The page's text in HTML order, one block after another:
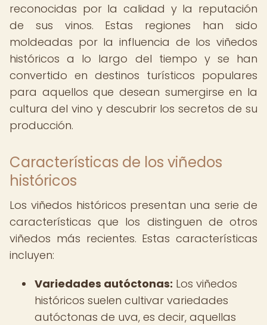
reconocidas por la calidad y la reputación
de sus vinos. Estas regiones han sido
moldeadas por la influencia de los viñedos
históricos a lo largo del tiempo y se han
convertido en destinos turísticos populares
para aquellos que desean sumergirse en la
cultura del vino y descubrir los secretos de su
producción.
Características de los viñedos
históricos
Los viñedos históricos presentan una serie de
características que los distinguen de otros
viñedos más recientes. Estas características
incluyen:
Variedades autóctonas: Los viñedos
históricos suelen cultivar variedades
autóctonas de uva, es decir, aquellas